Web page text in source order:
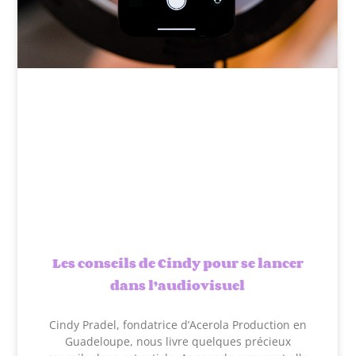
Les conseils de Cindy pour se lancer
dans l’audiovisuel
Cindy Pradel, fondatrice d’Acerola Production en
Guadeloupe, nous livre quelques précieux